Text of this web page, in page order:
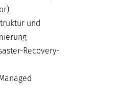
und
Recovery-